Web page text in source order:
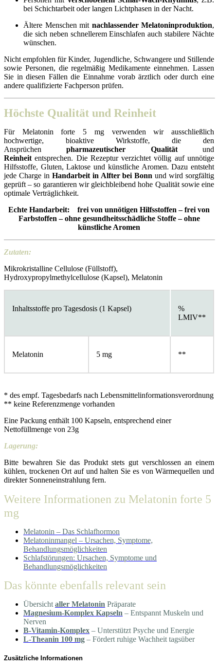
bei Schichtarbeit oder langen Lichtphasen in der Nacht.
Ältere Menschen mit nachlassender Melatoninproduktion,
die sich neben schnellerem Einschlafen auch stabilere Nächte
wünschen.
Nicht empfohlen für Kinder, Jugendliche, Schwangere und Stillende
sowie Personen, die regelmäßig Medikamente einnehmen. Lassen
Sie in diesen Fällen die Einnahme vorab ärztlich oder durch eine
andere qualifizierte Fachperson prüfen.
Höchste Qualität und Reinheit
Für Melatonin forte 5 mg verwenden wir ausschließlich
hochwertige, bioaktive Wirkstoffe, die den
Ansprüchenpharmazeutischer Qualitätund
Reinheit entsprechen. Die Rezeptur verzichtet völlig auf unnötige
Hilfsstoffe, Gluten, Laktose und künstliche Aromen. Dazu entsteht
jede Charge in Handarbeit in Alfter bei Bonn und wird sorgfältig
geprüft – so garantieren wir gleichbleibend hohe Qualität sowie eine
optimale Verträglichkeit.
Echte Handarbeit: frei von unnötigen Hilfsstoffen–frei von
Farbstoffen – ohne gesundheitsschädliche Stoffe–ohne
künstliche Aromen
Zutaten:
Mikrokristalline Cellulose (Füllstoff),
Hydroxypropylmethylcellulose (Kapsel), Melatonin
Inhaltsstoffe pro Tagesdosis (1 Kapsel)
%
LMIV**
Melatonin 5 mg **
* des empf. Tagesbedarfs nach Lebensmittelinformationsverordnung
** keine Referenzmenge vorhanden
Eine Packung enthält 100 Kapseln, entsprechend einer
Nettofüllmenge von 23g
Lagerung:
Bitte bewahren Sie das Produkt stets gut verschlossen an einem
kühlen, trockenen Ort auf und halten Sie es von Wärmequellen und
direkter Sonneneinstrahlung fern.
Weitere Informationen zu Melatonin forte 5
mg
Melatonin – Das Schlafhormon
Melatoninmangel – Ursachen, Symptome,
Behandlungsmöglichkeiten
Schlafstörungen: Ursachen, Symptome und
Behandlungsmöglichkeiten
Das könnte ebenfalls relevant sein
Übersicht aller Melatonin Präparate
Magnesium-Komplex Kapseln – Entspannt Muskeln und
Nerven
B-Vitamin-Komplex – Unterstützt Psyche und Energie
L-Theanin 100 mg – Fördert ruhige Wachheit tagsüber
Zusätzliche Informationen